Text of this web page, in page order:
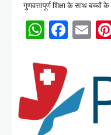
गुणवत्तापूर्ण शिक्षा के साथ बच्चों